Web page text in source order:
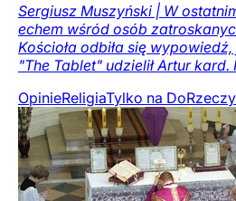
Sergiusz Muszyński | W
echem wśród osób
Kościoła odbiła się
"The Tablet" udzielił Artur kard.
OpinieReligiaTylko na